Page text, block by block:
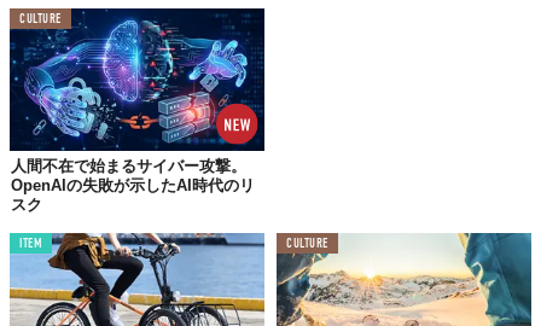
TABI LABO
この世界は、もっと広いはずだ。
CULTURE
人間不在で始まるサイバー攻撃。
OpenAIの失敗が示したAI時代のリ
スク
ITEM CULTURE